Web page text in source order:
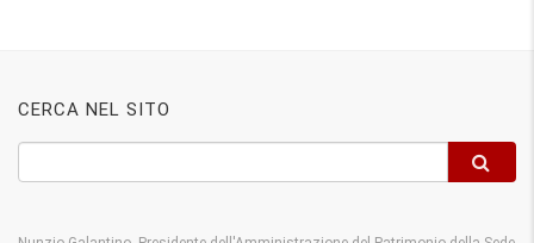
CERCA NEL SITO